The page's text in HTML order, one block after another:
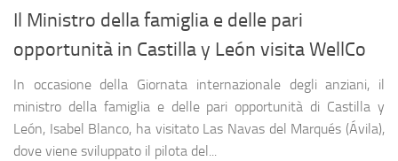
Il Ministro della famiglia e delle pari
opportunità in Castilla y León visita WellCo
In occasione della Giornata internazionale degli anziani, il
ministro della famiglia e delle pari opportunità di Castilla y
León, Isabel Blanco, ha visitato Las Navas del Marqués (Ávila),
dove viene sviluppato il pilota del...